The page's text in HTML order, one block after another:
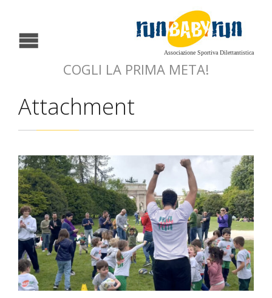
Associazione Sportiva Dilettantistica
COGLI LA PRIMA META!
Attachment